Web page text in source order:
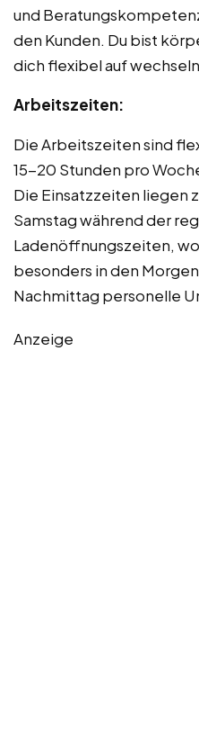
und
den Kunden. Du bist
dich flexibel auf
Arbeitszeiten:
Die Arbeitszeiten sind
15-20 Stunden pro
Die Einsatzzeiten liegen
Samstag während der
Ladenöffnungszeiten,
besonders in den
Nachmittag personelle
Anzeige